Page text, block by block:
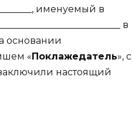
именуемый в
в
основании
« Поклажедатель», с
настоящий